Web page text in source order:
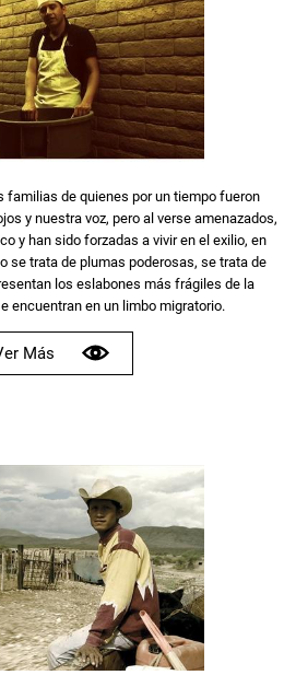
familias de quienes por un tiempo fueron
y nuestra voz, pero al verse amenazados,
y han sido forzadas a vivir en el exilio, en
se trata de plumas poderosas, se trata de
los eslabones más frágiles de la
encuentran en un limbo migratorio.
Más